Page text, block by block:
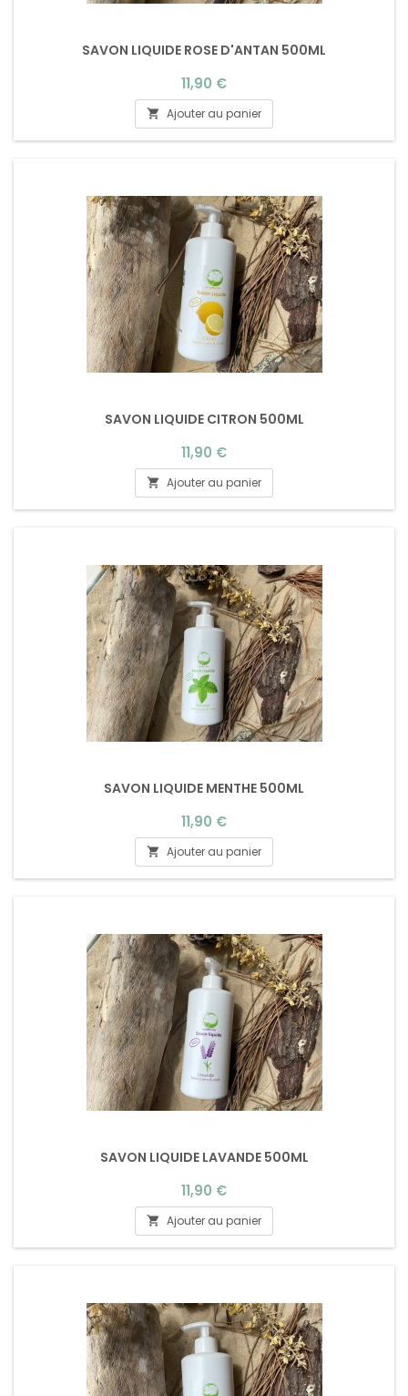
SAVON LIQUIDE ROSE D'ANTAN 500ML
Prix
11,90 €
 Ajouter au panier
SAVON LIQUIDE CITRON 500ML
Prix
11,90 €
 Ajouter au panier
SAVON LIQUIDE MENTHE 500ML
Prix
11,90 €
 Ajouter au panier
SAVON LIQUIDE LAVANDE 500ML
Prix
11,90 €
 Ajouter au panier